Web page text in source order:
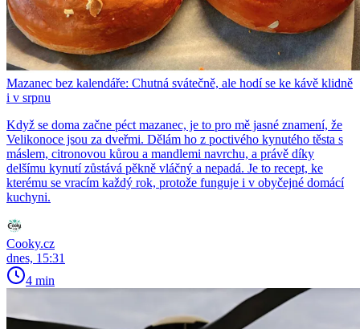
Mazanec bez kalendáře: Chutná svátečně, ale hodí se ke kávě klidně
i v srpnu
Když se doma začne péct mazanec, je to pro mě jasné znamení, že
Velikonoce jsou za dveřmi. Dělám ho z poctivého kynutého těsta s
máslem, citronovou kůrou a mandlemi navrchu, a právě díky
delšímu kynutí zůstává pěkně vláčný a nepadá. Je to recept, ke
kterému se vracím každý rok, protože funguje i v obyčejné domácí
kuchyni.
Cooky.cz
dnes, 15:31
4 min